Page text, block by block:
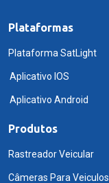
Plataformas
Plataforma SatLight
Aplicativo IOS
Aplicativo Android
Produtos
Rastreador Veicular
Câmeras Para Veiculos